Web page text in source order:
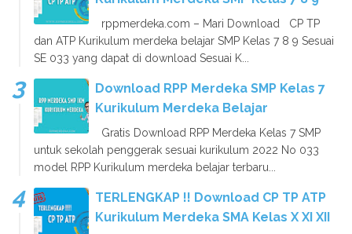
rppmerdeka.com – Mari Download CP TP
dan ATP Kurikulum merdeka belajar SMP Kelas 7 8 9 Sesuai
SE 033 yang dapat di download Sesuai K...
Download RPP Merdeka SMP Kelas 7
Kurikulum Merdeka Belajar
Gratis Download RPP Merdeka Kelas 7 SMP
untuk sekolah penggerak sesuai kurikulum 2022 No 033
model RPP Kurikulum merdeka belajar terbaru...
TERLENGKAP !! Download CP TP ATP
Kurikulum Merdeka SMA Kelas X XI XII